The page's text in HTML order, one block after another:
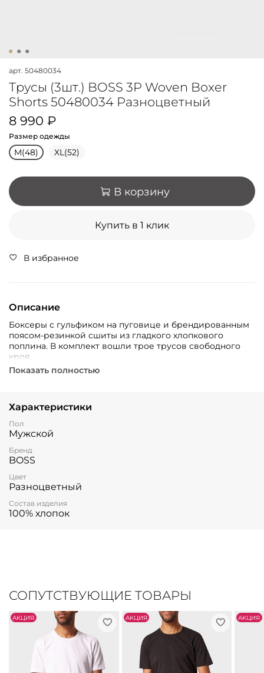
арт. 50480034
Трусы (3шт.) BOSS 3P Woven Boxer
Shorts 50480034 Разноцветный
8 990 ₽
Размер одежды
M(48) XL(52)
В корзину
Купить в 1 клик
В избранное
Описание
Боксеры с гульфиком на пуговице и брендированным
поясом-резинкой сшиты из гладкого хлопкового
поплина. В комплект вошли трое трусов свободного
кроя.
Показать полностью
Характеристики
Пол
Мужской
Бренд
BOSS
Цвет
Разноцветный
Состав изделия
100% хлопок
СОПУТСТВУЮЩИЕ ТОВАРЫ
АKЦИЯ АKЦИЯ АKЦИЯ